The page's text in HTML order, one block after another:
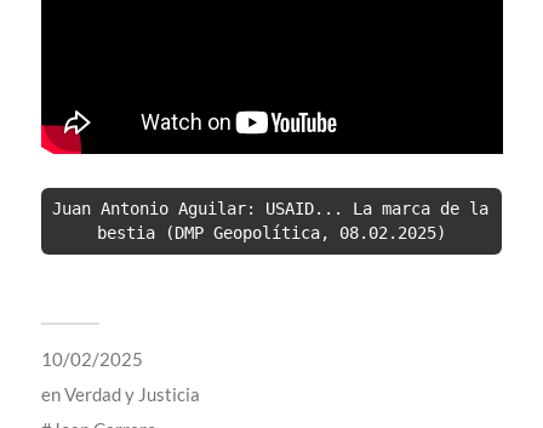
Juan Antonio Aguilar: USAID... La marca de la
bestia (DMP Geopolítica, 08.02.2025)
10/02/2025
enVerdad y Justicia